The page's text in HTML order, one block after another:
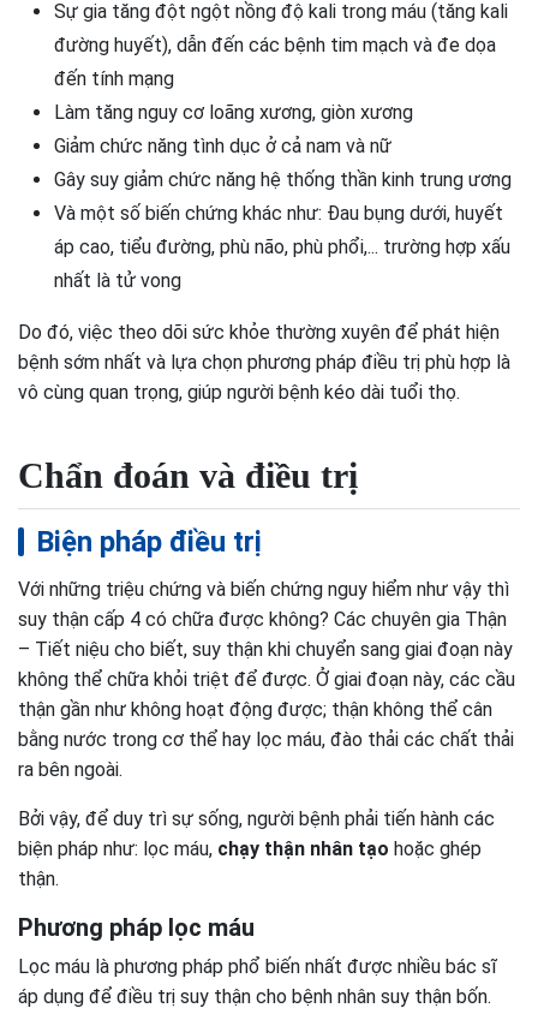
Sự gia tăng đột ngột nồng độ kali trong máu (tăng kali
đường huyết), dẫn đến các bệnh tim mạch và đe dọa
đến tính mạng
Làm tăng nguy cơ loãng xương, giòn xương
Giảm chức năng tình dục ở cả nam và nữ
Gây suy giảm chức năng hệ thống thần kinh trung ương
Và một số biến chứng khác như: Đau bụng dưới, huyết
áp cao, tiểu đường, phù não, phù phổi,... trường hợp xấu
nhất là tử vong
Do đó, việc theo dõi sức khỏe thường xuyên để phát hiện
bệnh sớm nhất và lựa chọn phương pháp điều trị phù hợp là
vô cùng quan trọng, giúp người bệnh kéo dài tuổi thọ.
Chẩn đoán và điều trị
Biện pháp điều trị
Với những triệu chứng và biến chứng nguy hiểm như vậy thì
suy thận cấp 4 có chữa được không? Các chuyên gia Thận
– Tiết niệu cho biết, suy thận khi chuyển sang giai đoạn này
không thể chữa khỏi triệt để được. Ở giai đoạn này, các cầu
thận gần như không hoạt động được; thận không thể cân
bằng nước trong cơ thể hay lọc máu, đào thải các chất thải
ra bên ngoài.
Bởi vậy, để duy trì sự sống, người bệnh phải tiến hành các
biện pháp như: lọc máu, chạy thận nhân tạo hoặc ghép
thận.
Phương pháp lọc máu
Lọc máu là phương pháp phổ biến nhất được nhiều bác sĩ
áp dụng để điều trị suy thận cho bệnh nhân suy thận bốn.